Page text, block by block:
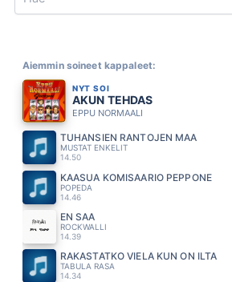
Aiemmin soineet kappaleet:
NYT SOI
AKUN TEHDAS
EPPU NORMAALI
TUHANSIEN RANTOJEN MAA
MUSTAT ENKELIT
14.50
KAASUA KOMISAARIO PEPPONE
POPEDA
14.46
EN SAA
ROCKWALLI
14.39
RAKASTATKO VIELÄ KUN ON ILTA
TABULA RASA
14.34